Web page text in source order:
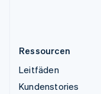
Ressourcen
Leitfäden
Kundenstories